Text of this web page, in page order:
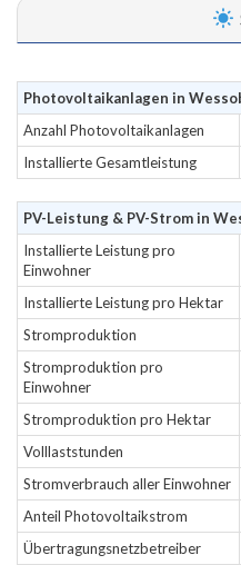
Photovoltaikanlagen in
Anzahl Photovoltaikanlagen
Installierte Gesamtleistung
PV-Leistung & PV-Strom in
Installierte Leistung pro
Einwohner
Installierte Leistung pro Hektar
Stromproduktion
Stromproduktion pro
Einwohner
Stromproduktion pro Hektar
Volllaststunden
Stromverbrauch aller Einwohner
Anteil Photovoltaikstrom
Übertragungsnetzbetreiber